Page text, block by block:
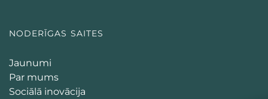
NODERĪGAS SAITES
Jaunumi
Par mums
Sociālā inovācija